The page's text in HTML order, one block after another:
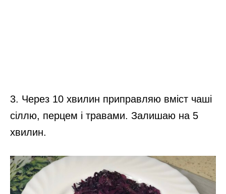
3. Через 10 хвилин приправляю вміст чаші
сіллю, перцем і травами. Залишаю на 5
хвилин.